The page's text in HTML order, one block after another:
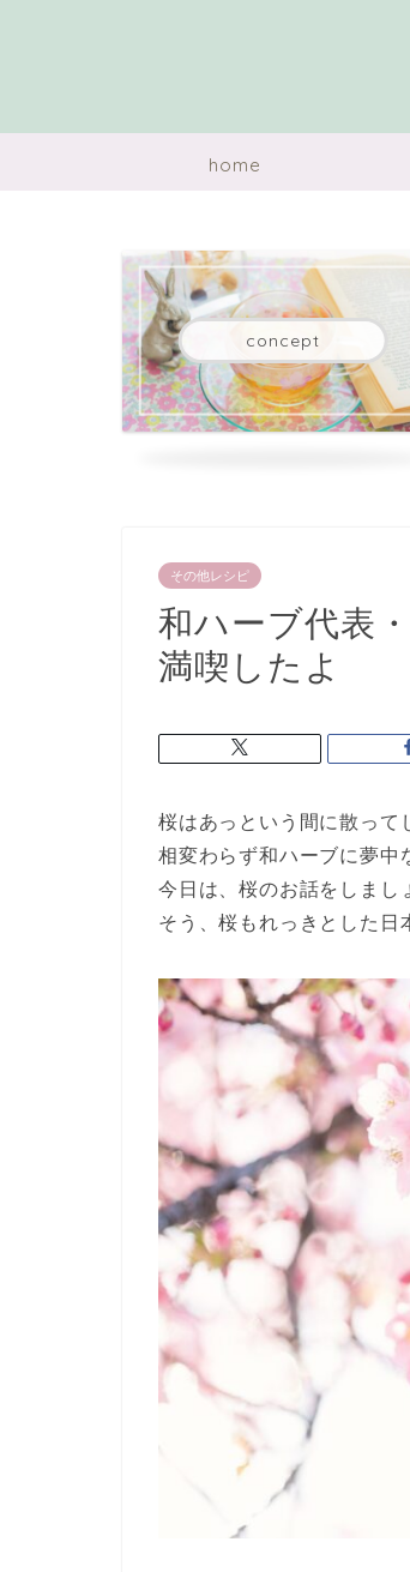
home
concept
その他レシピ
和ハーブ代表
満喫したよ
桜はあっという間に散って
相変わらず和ハーブに夢中
今日は、桜のお話をしまし
そう、桜もれっきとした日